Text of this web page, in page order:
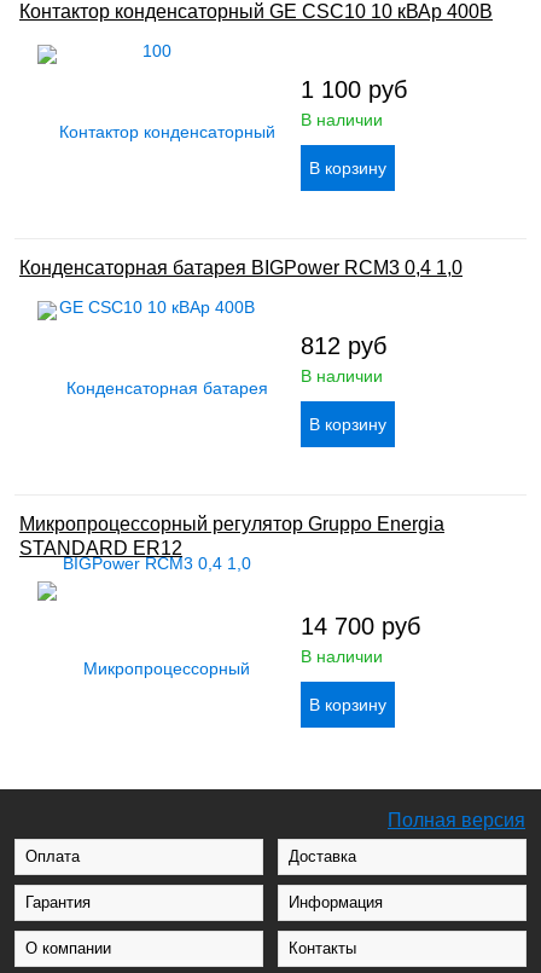
Контактор конденсаторный GE CSC10 10 кВАр 400В
1 100 руб
В наличии
Конденсаторная батарея BIGPower RCM3 0,4 1,0
812 руб
В наличии
Микропроцессорный регулятор Gruppo Energia
STANDARD ER12
14 700 руб
В наличии
Полная версия
Оплата Доставка
Гарантия Информация
О компании Контакты